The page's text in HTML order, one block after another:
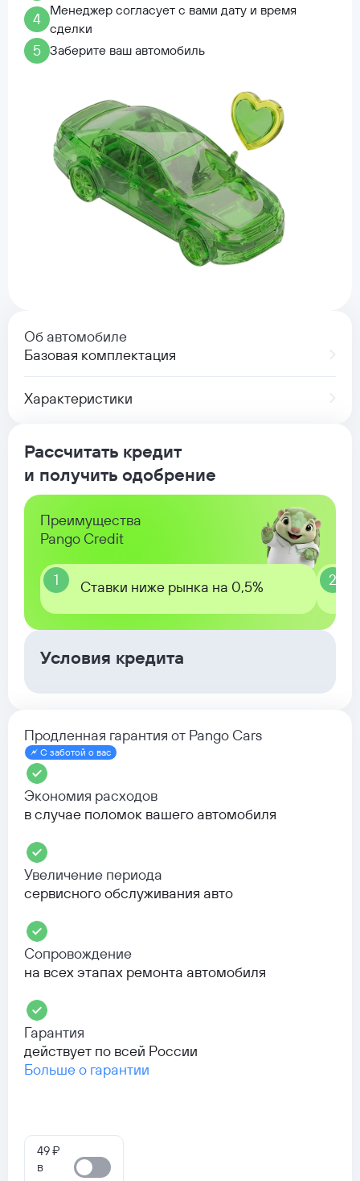
4
Менеджер согласует с вами дату и время
сделки
5 Заберите ваш автомобиль
Об автомобиле
Базовая комплектация
Характеристики
Рассчитать кредит
и получить одобрение
Преимущества
Pango Credit
1 Ставки ниже рынка на 0,5% 2
Условия кредита
Продленная гарантия от Pango Cars
С заботой о вас
Экономия расходов
в случае поломок вашего автомобиля
Увеличение периода
сервисного обслуживания авто
Сопровождение
на всех этапах ремонта автомобиля
Гарантия
действует по всей России
Больше о гарантии
49 ₽
в